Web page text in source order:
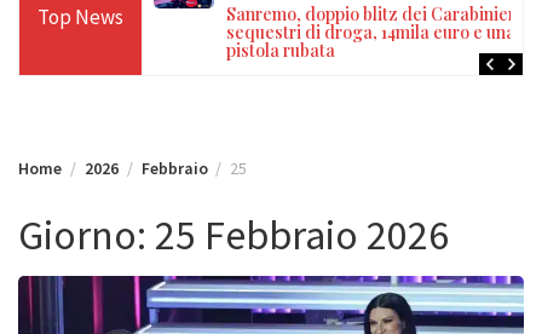
Top News
carriera a
Nuove
Sanremo, doppio blitz dei Carabinieri:
sequestri di droga, 14mila euro e una
pistola rubata
Home 2026 Febbraio 25
Giorno: 25 Febbraio 2026